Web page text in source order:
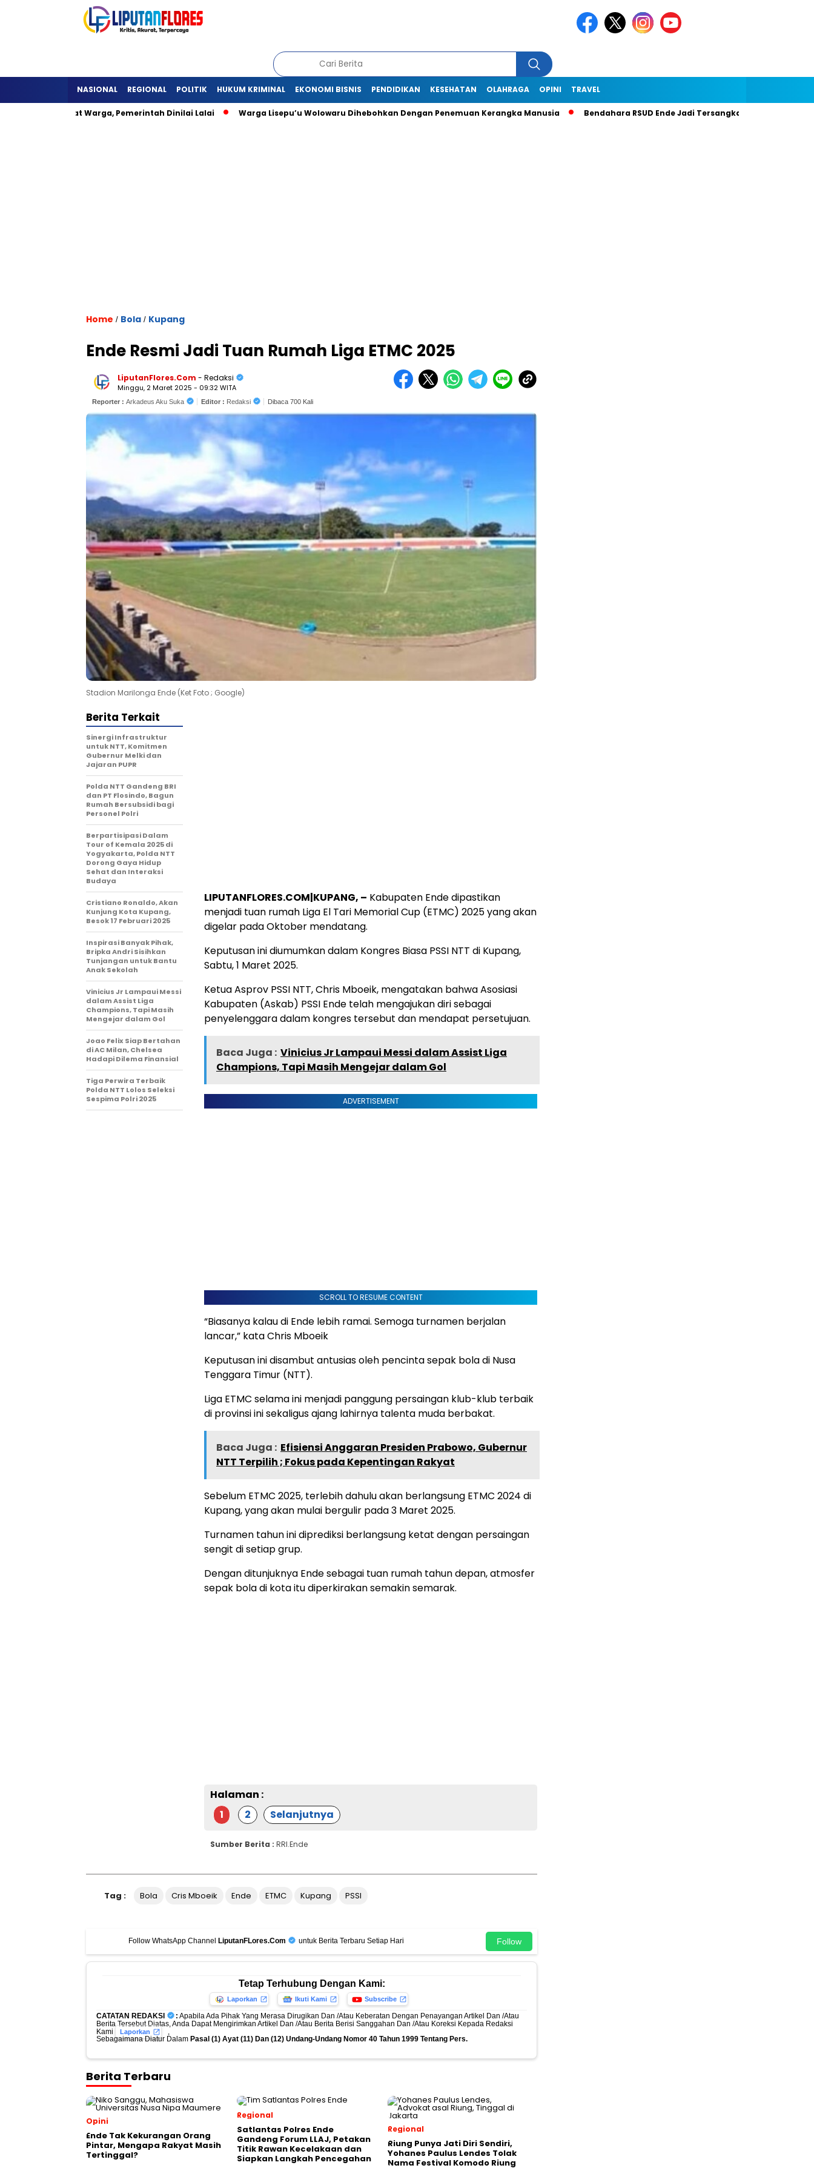
NASIONAL REGIONAL POLITIK HUKUM KRIMINAL EKONOMI BISNIS PENDIDIKAN KESEHATAN OLAHRAGA OPINI TRAVEL
Hambat Warga, Pemerintah Dinilai Lalai Warga Lisepu’u Wolowaru Dihebohkan Dengan Penemuan Kerangka Manusia Bendahara RSUD Ende Jadi Tersangka Dugaan Korupsi Rp1,9
Home / Bola / Kupang
Ende Resmi Jadi Tuan Rumah Liga ETMC 2025
LiputanFlores.Com - Redaksi
Minggu, 2 Maret 2025 - 09:32 WITA
Reporter : Arkadeus Aku Suka Editor : Redaksi Dibaca 700 Kali
Stadion Marilonga Ende (Ket Foto ; Google)
LIPUTANFLORES.COM|KUPANG, – Kabupaten Ende dipastikan
menjadi tuan rumah Liga El Tari Memorial Cup (ETMC) 2025 yang akan
digelar pada Oktober mendatang.
Keputusan ini diumumkan dalam Kongres Biasa PSSI NTT di Kupang,
Sabtu, 1 Maret 2025.
Ketua Asprov PSSI NTT, Chris Mboeik, mengatakan bahwa Asosiasi
Kabupaten (Askab) PSSI Ende telah mengajukan diri sebagai
penyelenggara dalam kongres tersebut dan mendapat persetujuan.
Baca Juga : Vinicius Jr Lampaui Messi dalam Assist Liga
Champions, Tapi Masih Mengejar dalam Gol
ADVERTISEMENT
SCROLL TO RESUME CONTENT
“Biasanya kalau di Ende lebih ramai. Semoga turnamen berjalan
lancar,” kata Chris Mboeik
Keputusan ini disambut antusias oleh pencinta sepak bola di Nusa
Tenggara Timur (NTT).
Liga ETMC selama ini menjadi panggung persaingan klub-klub terbaik
di provinsi ini sekaligus ajang lahirnya talenta muda berbakat.
Baca Juga : Efisiensi Anggaran Presiden Prabowo, Gubernur
NTT Terpilih ; Fokus pada Kepentingan Rakyat
Sebelum ETMC 2025, terlebih dahulu akan berlangsung ETMC 2024 di
Kupang, yang akan mulai bergulir pada 3 Maret 2025.
Turnamen tahun ini diprediksi berlangsung ketat dengan persaingan
sengit di setiap grup.
Dengan ditunjuknya Ende sebagai tuan rumah tahun depan, atmosfer
sepak bola di kota itu diperkirakan semakin semarak.
Halaman :
1
2 Selanjutnya
Sumber Berita : RRI.Ende
Berita Terkait
Sinergi Infrastruktur
untuk NTT, Komitmen
Gubernur Melki dan
Jajaran PUPR
Polda NTT Gandeng BRI
dan PT Flosindo, Bagun
Rumah Bersubsidi bagi
Personel Polri
Berpartisipasi Dalam
Tour of Kemala 2025 di
Yogyakarta, Polda NTT
Dorong Gaya Hidup
Sehat dan Interaksi
Budaya
Cristiano Ronaldo, Akan
Kunjung Kota Kupang,
Besok 17 Februari 2025
Inspirasi Banyak Pihak,
Bripka Andri Sisihkan
Tunjangan untuk Bantu
Anak Sekolah
Vinicius Jr Lampaui Messi
dalam Assist Liga
Champions, Tapi Masih
Mengejar dalam Gol
Joao Felix Siap Bertahan
di AC Milan, Chelsea
Hadapi Dilema Finansial
Tiga Perwira Terbaik
Polda NTT Lolos Seleksi
Sespima Polri 2025
Tag : Bola Cris Mboeik Ende ETMC Kupang PSSI
Follow WhatsApp Channel LiputanFLores.Com untuk Berita Terbaru Setiap Hari Follow
Tetap Terhubung Dengan Kami:
Laporkan Ikuti Kami Subscribe
CATATAN REDAKSI : Apabila Ada Pihak Yang Merasa Dirugikan Dan /Atau Keberatan Dengan Penayangan Artikel Dan /Atau
Berita Tersebut Diatas, Anda Dapat Mengirimkan Artikel Dan /Atau Berita Berisi Sanggahan Dan /Atau Koreksi Kepada Redaksi
Kami
Laporkan
Sebagaimana Diatur Dalam Pasal (1) Ayat (11) Dan (12) Undang-Undang Nomor 40 Tahun 1999 Tentang Pers.
Berita Terbaru
Opini
Ende Tak Kekurangan Orang
Pintar, Mengapa Rakyat Masih
Tertinggal?
Regional
Satlantas Polres Ende
Gandeng Forum LLAJ, Petakan
Titik Rawan Kecelakaan dan
Siapkan Langkah Pencegahan
Regional
Riung Punya Jati Diri Sendiri,
Yohanes Paulus Lendes Tolak
Nama Festival Komodo Riung